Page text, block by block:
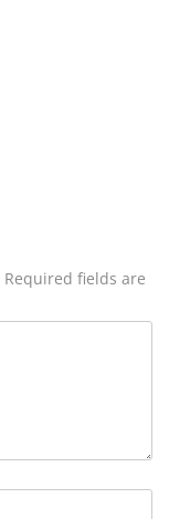
Required fields are